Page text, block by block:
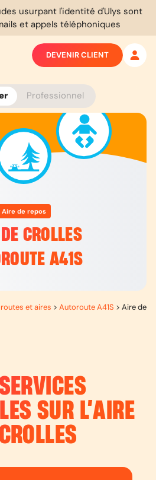
usurpant l'identité d'Ulys sont
et appels téléphoniques
Professionnel
DEVENIR CLIENT
Aire de repos
CROLLES
A41S
et aires > Autoroute A41S > Aire de
SUR L’AIRE